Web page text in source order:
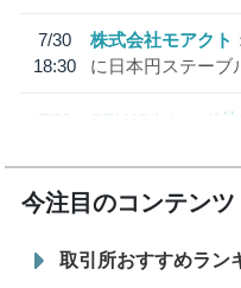
7/30
18:30
株式会社モアクト
に日本円ステーブ
7/29
SBI VCトレード
今注目のコンテンツ
取引所おすすめラン